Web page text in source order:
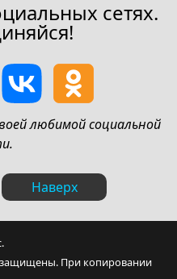
сетях.
любимой социальной
Наверх
защищены. При копировании